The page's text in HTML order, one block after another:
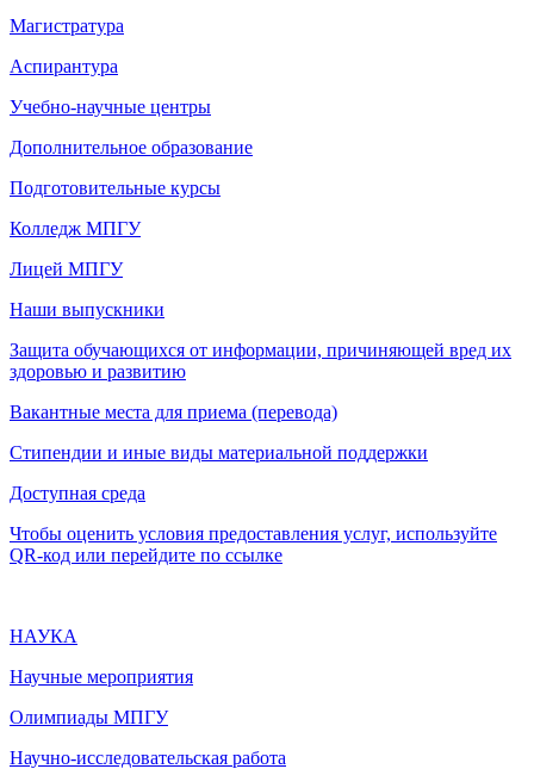
Магистратура
Аспирантура
Учебно-научные центры
Дополнительное образование
Подготовительные курсы
Колледж МПГУ
Лицей МПГУ
Наши выпускники
Защита обучающихся от информации, причиняющей вред их
здоровью и развитию
Вакантные места для приема (перевода)
Стипендии и иные виды материальной поддержки
Доступная среда
Чтобы оценить условия предоставления услуг, используйте
QR-код или перейдите по ссылке
НАУКА
Научные мероприятия
Олимпиады МПГУ
Научно-исследовательская работа